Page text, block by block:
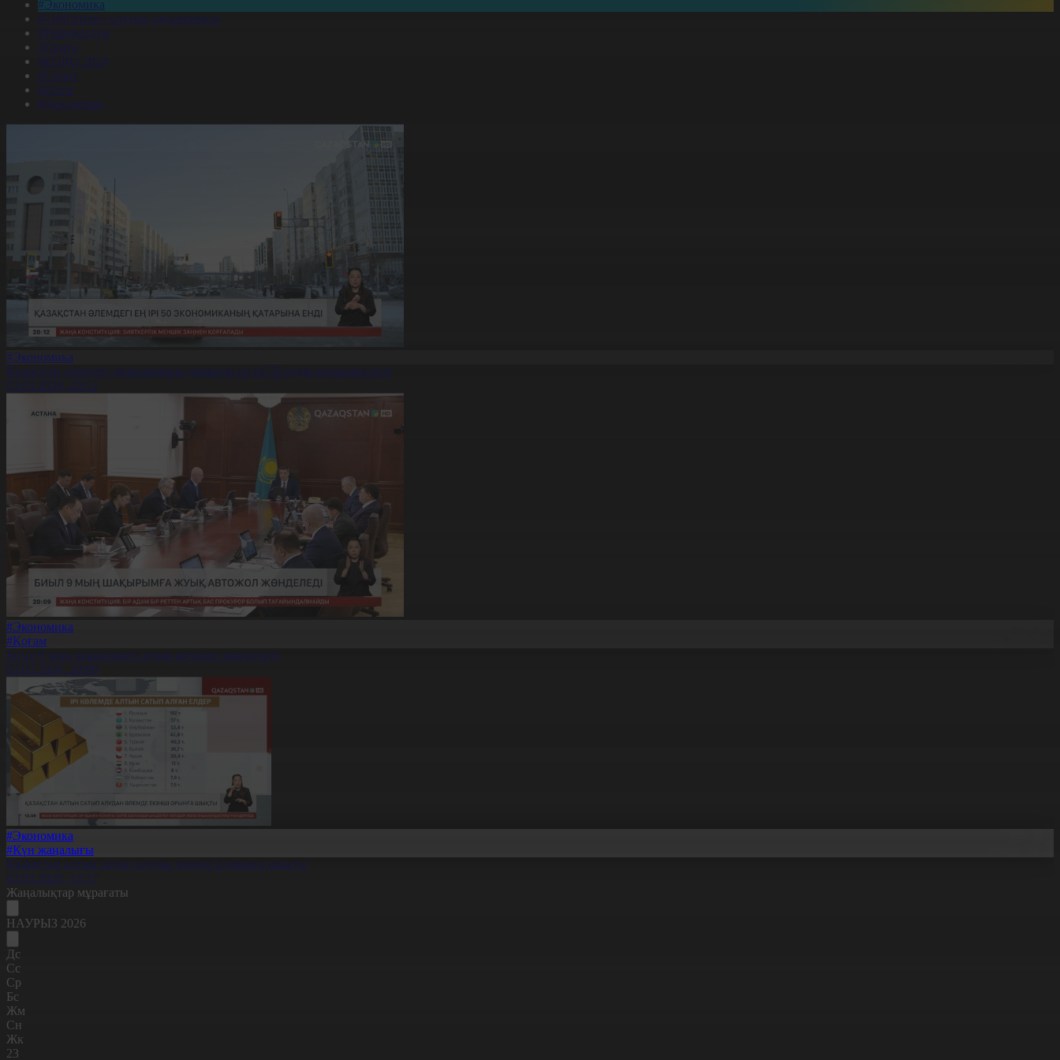
#Экономика
#«100 кітап» ұлттық сауалнамасы
#Референдум
#Оқиға
#EURO 2024
#Спорт
#Әлем
#Денсаулық
#Экономика
Қазақстан әлемдегі экономикасы дамыған ең ірі 50 елдің қатарына енді
03.03.2026, 20:12
#Экономика
#Қоғам
Биыл 9 мың шақырымға жуық автожол жөнделеді
03.03.2026, 20:08
#Экономика
#Күн жаңалығы
Қазақстан алтын сатып алудан әлемде 2-орынға шықты
03.03.2026, 13:27
Жаңалықтар мұрағаты
НАУРЫЗ 2026
Дс
Сс
Ср
Бс
Жм
Сн
Жк
23